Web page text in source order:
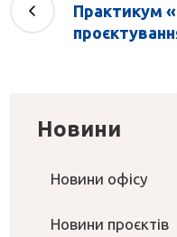
Практикум
Новини
Новини офісу
Новини проєктів